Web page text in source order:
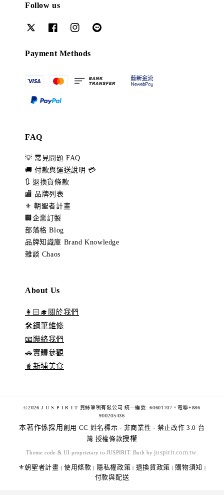
Follow us
Payment Methods
FAQ
💡 常見問題 FAQ
🚚 付款與運送說明 💳
🔃 退換貨條款
🏬 品牌列表
⚜️ 朝聖者計畫
🏢企業訂製
部落格 Blog
品牌知識庫 Brand Knowledge
雜談 Chaos
About Us
👩🏻‍🎓關於我們
🛠️鋼筆維修
📧聯絡我們
🚗實體參觀
🧋新埔美食
©2026 J U S P I R I T 賈絲筆咧有限公司 統一編號: 60601707。電聯+886
900205436
本著作係採用 創用 CC 姓名標示 - 非商業性 - 禁止改作 3.0 台
灣 授權條款授權
Theme code & UI proprietary to JUSPIRIT. Built by juspirit.com.tw
⚜️朝聖者計畫 | 使用條款 | 隱私權政策 | 退換貨政策 | 購物須知 |
付款與配送